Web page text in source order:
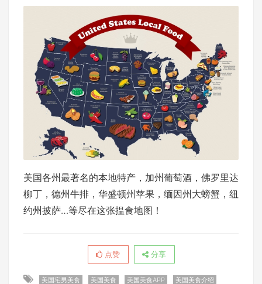
美国各州最著名的本地特产，加州葡萄酒，佛罗里达
柳丁，德州牛排，华盛顿州苹果，缅因州大螃蟹，纽
约州披萨…等尽在这张揾食地图！
点赞 分享
美国宅男美食 美国美食 美国美食APP 美国美食介绍